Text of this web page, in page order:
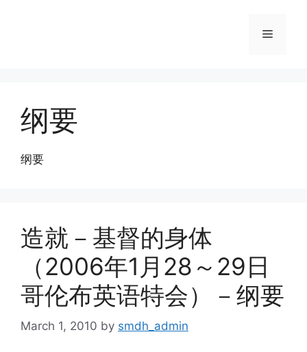
Menu
纲要
纲要
造就－基督的身体
（2006年1月28～29日
哥伦布英语特会）－纲要
March 1, 2010 by smdh_admin